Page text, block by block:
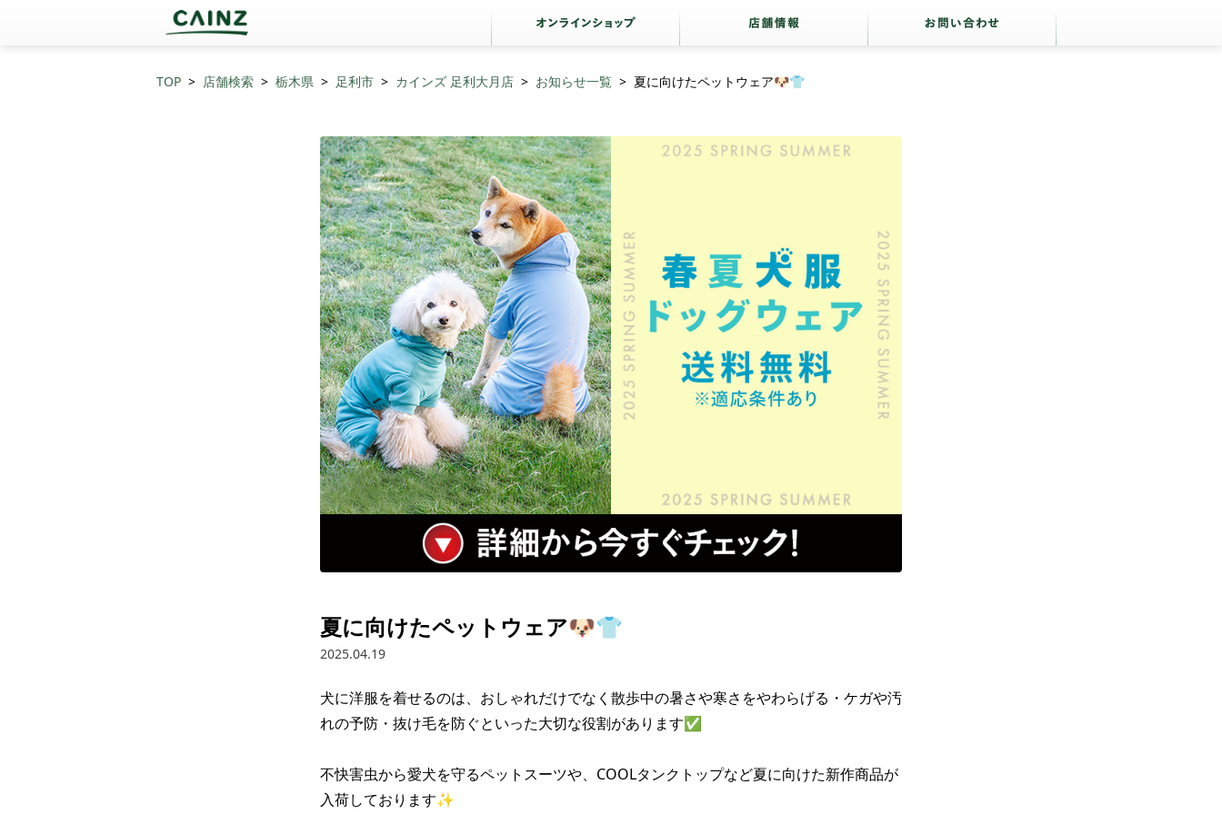
TOP 店舗検索 栃木県 足利市 カインズ 足利大月店 お知らせ一覧 夏に向けたペットウェア🐶👕
夏に向けたペットウェア🐶👕
2025.04.19
犬に洋服を着せるのは、おしゃれだけでなく散歩中の暑さや寒さをやわらげる・ケガや汚
れの予防・抜け毛を防ぐといった大切な役割があります✅
不快害虫から愛犬を守るペットスーツや、COOLタンクトップなど夏に向けた新作商品が
入荷しております✨